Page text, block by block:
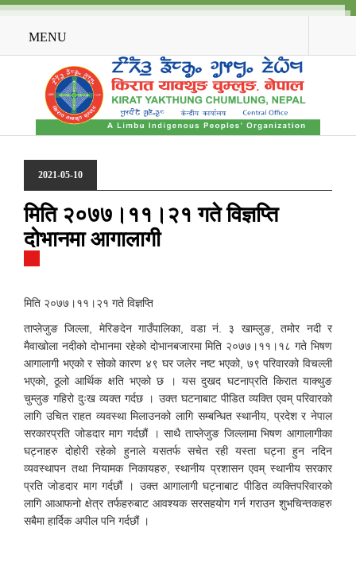
MENU
2021-05-10
मिति २०७७।११।२१ गते विज्ञप्ति
दोभानमा आगालागी
मिति २०७७।११।२१ गते विज्ञप्ति
ताप्लेजुङ जिल्ला, मेरिङदेन गाउँपालिका, वडा नं. ३ खाम्लुङ, तमोर नदी र
मैवाखोला नदीको दोभानमा रहेको दोभानबजारमा मिति २०७७।११।१८ गते भिषण
आगालागी भएको र सोको कारण ४९ घर जलेर नष्ट भएको, ७९ परिवारको विचल्ली
भएको, ठूलो आर्थिक क्षति भएको छ । यस दुखद घटनाप्रति किरात याक्थुङ
चुम्लुङ गहिरो दुःख व्यक्त गर्दछ । उक्त घटनाबाट पीडित व्यक्ति एवम् परिवारको
लागि उचित राहत व्यवस्था मिलाउनको लागि सम्बन्धित स्थानीय, प्रदेश र नेपाल
सरकारप्रति जोडदार माग गर्दछौं । साथै ताप्लेजुङ जिल्लामा भिषण आगालागीका
घट्नाहरु दोहोरी रहेको हुनाले यसतर्फ सचेत रही यस्ता घट्ना हुन नदिन
व्यवस्थापन तथा नियामक निकायहरु, स्थानीय प्रशासन एवम् स्थानीय सरकार
प्रति जोडदार माग गर्दछौं । उक्त आगालागी घट्नाबाट पीडित व्यक्तिपरिवारको
लागि आआफनो क्षेत्र तर्फहरुबाट आवश्यक सरसहयोग गर्न गराउन शुभचिन्तकहरु
सबैमा हार्दिक अपील पनि गर्दछौं ।